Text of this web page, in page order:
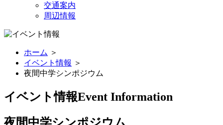
交通案内
周辺情報
ホーム ＞
イベント情報 ＞
夜間中学シンポジウム
イベント情報Event Information
夜間中学シンポジウム